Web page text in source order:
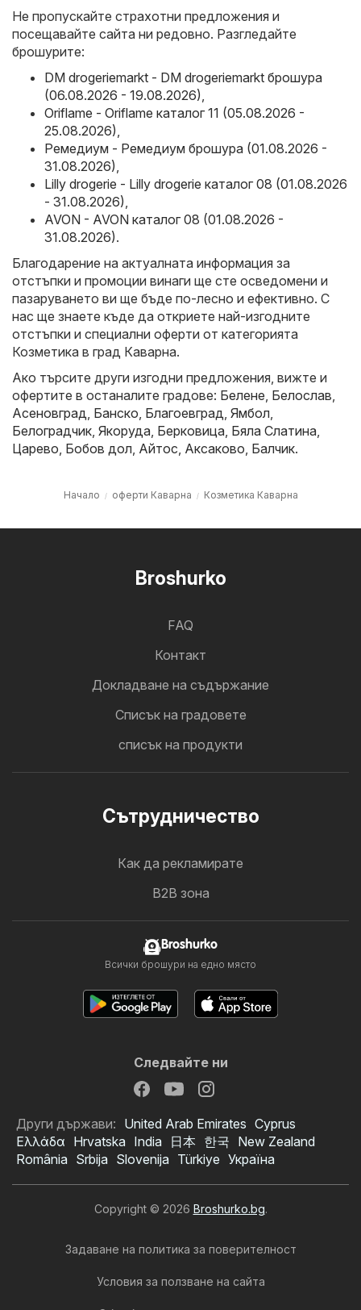
Не пропускайте страхотни предложения и
посещавайте сайта ни редовно. Разгледайте
брошурите:
DM drogeriemarkt - DM drogeriemarkt брошура
(06.08.2026 - 19.08.2026),
Oriflame - Oriflame каталог 11 (05.08.2026 -
25.08.2026),
Ремедиум - Ремедиум брошура (01.08.2026 -
31.08.2026),
Lilly drogerie - Lilly drogerie каталог 08 (01.08.2026
- 31.08.2026),
AVON - AVON каталог 08 (01.08.2026 -
31.08.2026).
Благодарение на актуалната информация за
отстъпки и промоции винаги ще сте осведомени и
пазаруването ви ще бъде по-лесно и ефективно. С
нас ще знаете къде да откриете най-изгодните
отстъпки и специални оферти от категорията
Козметика в град Каварна.
Ако търсите други изгодни предложения, вижте и
офертите в останалите градове: Белене, Белослав,
Асеновград, Банско, Благоевград, Ямбол,
Белоградчик, Якоруда, Берковица, Бяла Слатина,
Царево, Бобов дол, Айтос, Аксаково, Балчик.
Начало оферти Каварна Козметика Каварна
Broshurko
FAQ
Контакт
Докладване на съдържание
Cписък на градовете
списък на продукти
Cътрудничество
Как да рекламирате
B2B зона
Broshurko
Всички брошури на едно място
Следвайте ни
Други държави: United Arab Emirates Cyprus
Ελλάδα Hrvatska India 日本 한국 New Zealand
România Srbija Slovenija Türkiye Україна
Copyright © 2026 Broshurko.bg.
Задаване на политика за поверителност
Условия за ползване на сайта